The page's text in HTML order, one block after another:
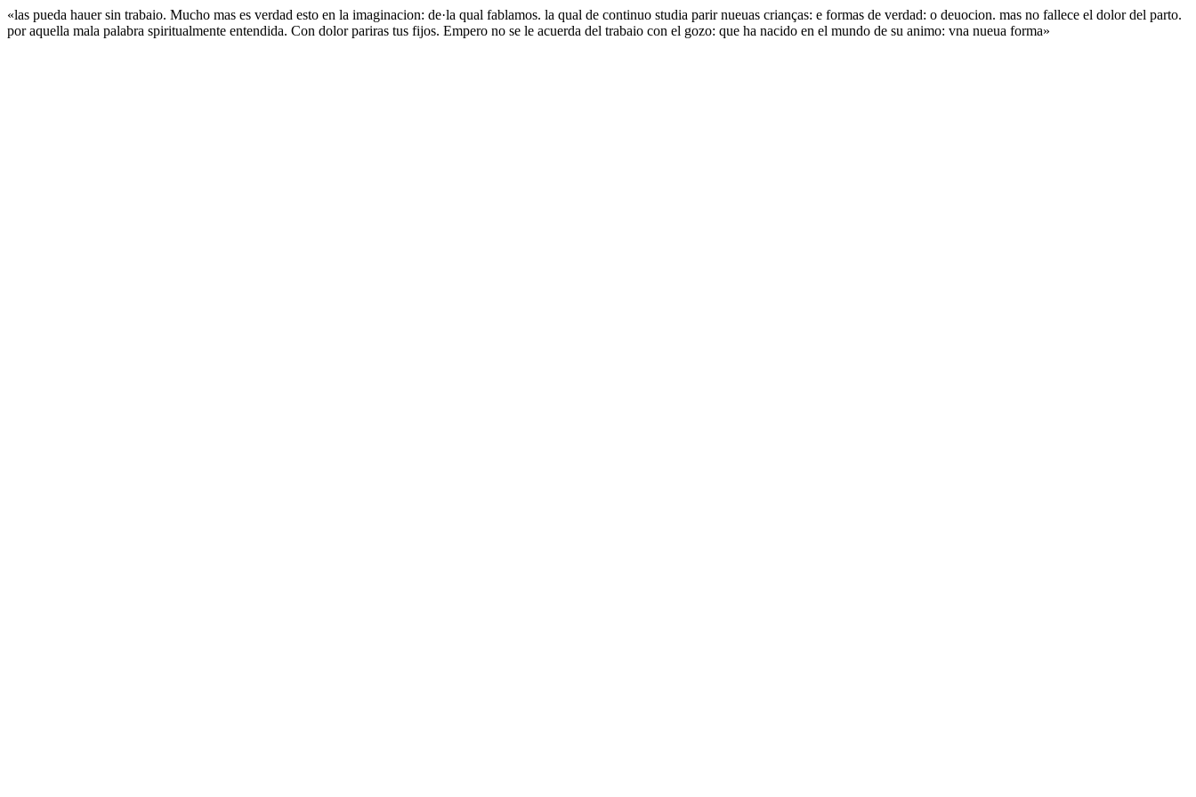
«las pueda hauer sin trabaio. Mucho mas es verdad esto en la imaginacion: de·la qual fablamos. la qual de continuo studia parir nueuas crianças: e formas de verdad: o deuocion. mas no fallece el dolor del parto.
por aquella mala palabra spiritualmente entendida. Con dolor pariras tus fijos. Empero no se le acuerda del trabaio con el gozo: que ha nacido en el mundo de su animo: vna nueua forma»